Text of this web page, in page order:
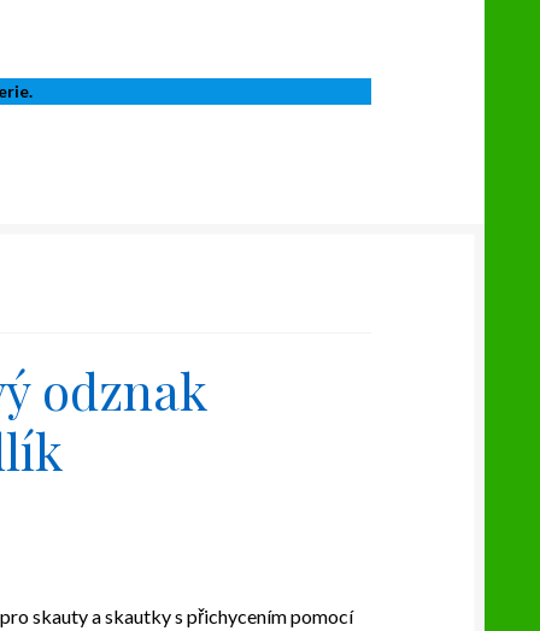
odznak
skauty a skautky s přichycením pomocí